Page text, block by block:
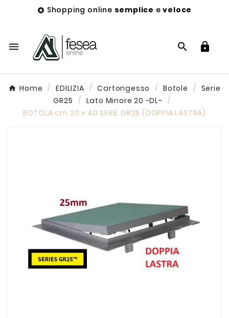
 Shopping online semplice eveloce
  
Home EDILIZIA Cartongesso Botole
Serie
GR25
Lato Minore 20 -DL-
BOTOLA cm 20 x 40 SERIE GR25 (DOPPIA LASTRA)